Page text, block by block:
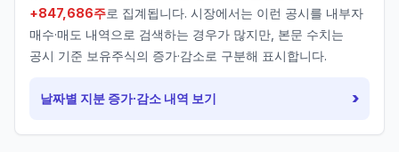
+847,686주로 집계됩니다. 시장에서는 이런 공시를 내부자
매수·매도 내역으로 검색하는 경우가 많지만, 본문 수치는
공시 기준 보유주식의 증가·감소로 구분해 표시합니다.
날짜별 지분 증가·감소 내역 보기 ›